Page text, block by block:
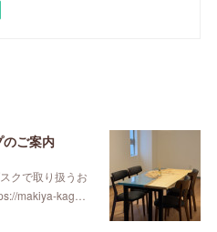
ご案内
クで取り扱うお
makiya-kag…